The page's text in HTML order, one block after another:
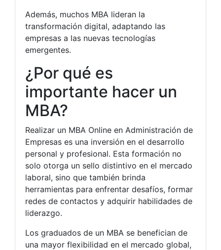
Además, muchos MBA lideran la
transformación digital, adaptando las
empresas a las nuevas tecnologías
emergentes.
¿Por qué es
importante hacer un
MBA?
Realizar un MBA Online en Administración de
Empresas es una inversión en el desarrollo
personal y profesional. Esta formación no
solo otorga un sello distintivo en el mercado
laboral, sino que también brinda
herramientas para enfrentar desafíos, formar
redes de contactos y adquirir habilidades de
liderazgo.
Los graduados de un MBA se benefician de
una mayor flexibilidad en el mercado global,